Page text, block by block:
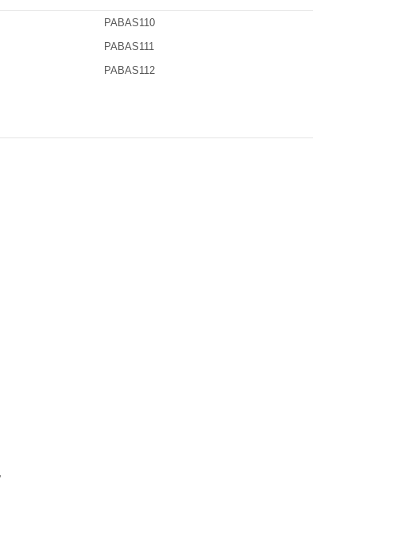
PABAS110
PABAS111
PABAS112